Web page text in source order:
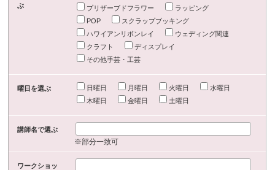
ぶ
プリザーブドフラワー
ラッピング
POP
スクラップブッキング
ハワイアンリボンレイ
ウェディング関連
クラフト
ディスプレイ
その他手芸・工芸
曜日を選ぶ 日曜日 月曜日 火曜日
水曜日
木曜日
金曜日 土曜日
講師名で選ぶ
※部分一致可
ワークショッ